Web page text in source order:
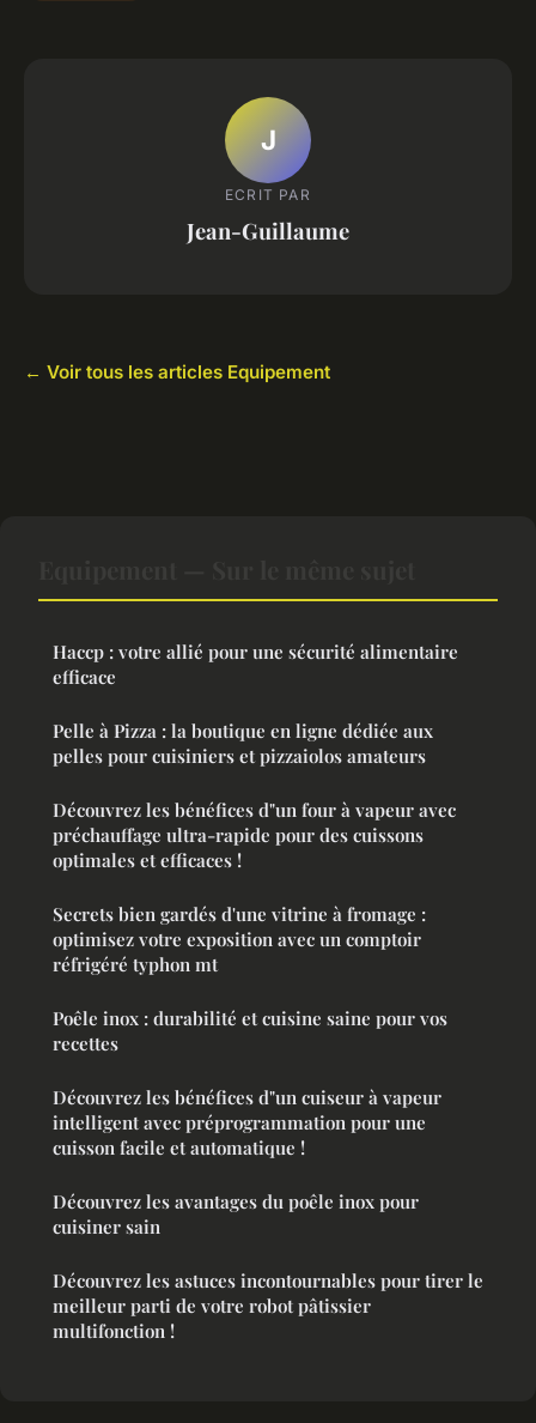
J
ECRIT PAR
Jean-Guillaume
← Voir tous les articles Equipement
Haccp : votre allié pour une sécurité alimentaire
efficace
Pelle à Pizza : la boutique en ligne dédiée aux
pelles pour cuisiniers et pizzaiolos amateurs
Découvrez les bénéfices d"un four à vapeur avec
préchauffage ultra-rapide pour des cuissons
optimales et efficaces !
Secrets bien gardés d'une vitrine à fromage :
optimisez votre exposition avec un comptoir
réfrigéré typhon mt
Poêle inox : durabilité et cuisine saine pour vos
recettes
Découvrez les bénéfices d"un cuiseur à vapeur
intelligent avec préprogrammation pour une
cuisson facile et automatique !
Découvrez les avantages du poêle inox pour
cuisiner sain
Découvrez les astuces incontournables pour tirer le
meilleur parti de votre robot pâtissier
multifonction !